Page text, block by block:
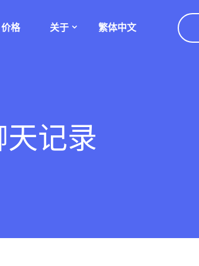
价格 关于 繁体中文
记录